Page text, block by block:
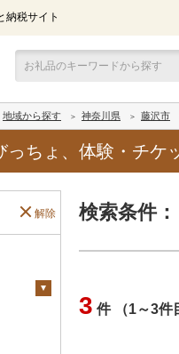
納税サイト
地域から探す 神奈川県 藤沢市
っちょ、体験・チケ
解除 検索条件：
寄付金額
3 件 （1～3件